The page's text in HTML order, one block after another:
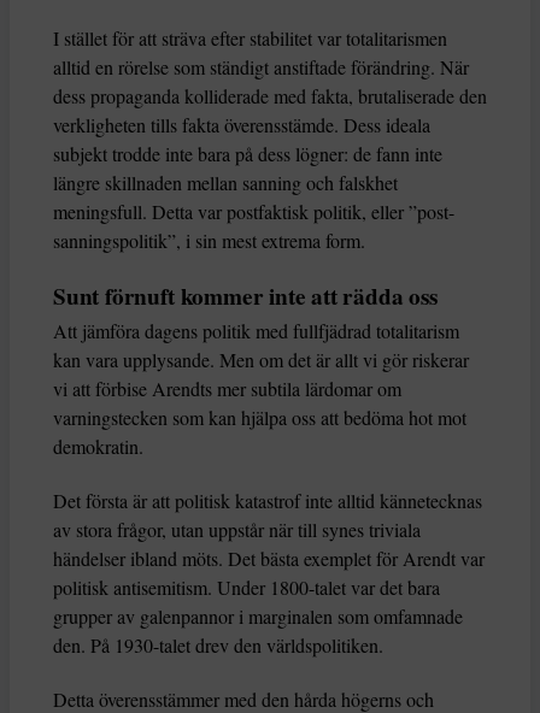
I stället för att sträva efter stabilitet var totalitarismen
alltid en rörelse som ständigt anstiftade förändring. När
dess propaganda kolliderade med fakta, brutaliserade den
verkligheten tills fakta överensstämde. Dess ideala
subjekt trodde inte bara på dess lögner: de fann inte
längre skillnaden mellan sanning och falskhet
meningsfull. Detta var postfaktisk politik, eller ”post-
sanningspolitik”, i sin mest extrema form.
Sunt förnuft kommer inte att rädda oss
Att jämföra dagens politik med fullfjädrad totalitarism
kan vara upplysande. Men om det är allt vi gör riskerar
vi att förbise Arendts mer subtila lärdomar om
varningstecken som kan hjälpa oss att bedöma hot mot
demokratin.
Det första är att politisk katastrof inte alltid kännetecknas
av stora frågor, utan uppstår när till synes triviala
händelser ibland möts. Det bästa exemplet för Arendt var
politisk antisemitism. Under 1800-talet var det bara
grupper av galenpannor i marginalen som omfamnade
den. På 1930-talet drev den världspolitiken.
Detta överensstämmer med den hårda högerns och